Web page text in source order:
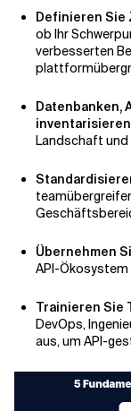
Definieren Sie
ob Ihr
verbesserten
Datenbanken,
inventarisieren
Landschaft und
Übernehmen
API-
Trainieren Sie
DevOps,
aus, um API-